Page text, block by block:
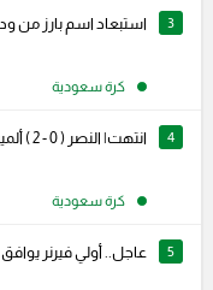
3 استبعاد اسم بارز من
كرة سعودية
4 انتهت| النصر ( 0 - 2 ) ألميريا الإسباني .. مباراة ودية
كرة سعودية
5 عاجل.. أولي فيرنر